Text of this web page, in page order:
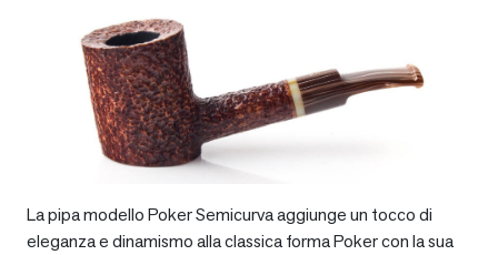
La pipa modello Poker Semicurva aggiunge un tocco di
eleganza e dinamismo alla classica forma Poker con la sua